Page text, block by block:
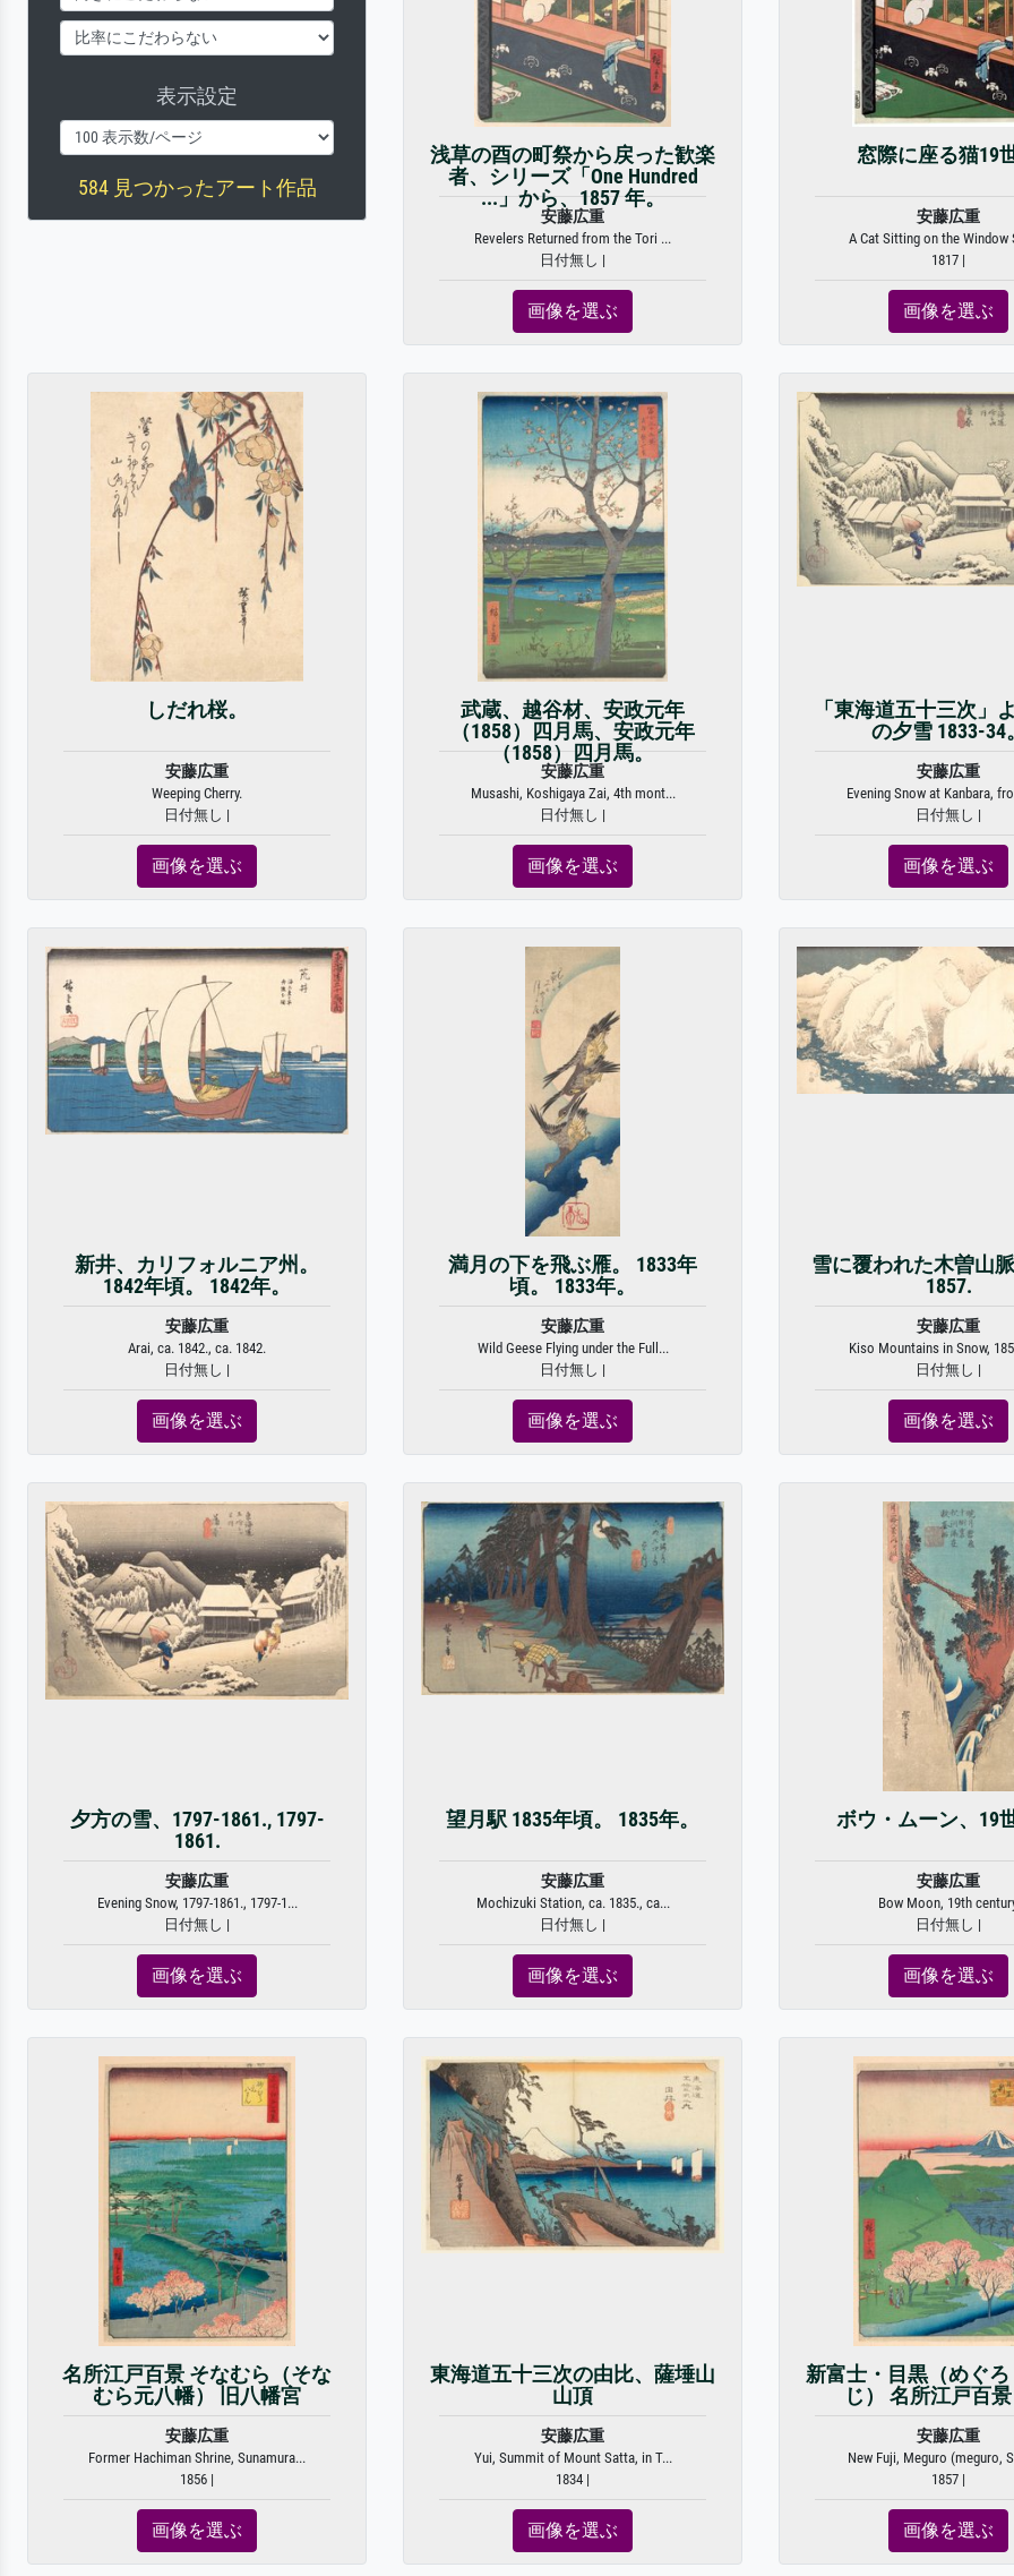
表示設定
584 見つかったアート作品
浅草の酉の町祭から戻った歓楽
者、シリーズ「One Hundred
...」から、1857 年。
安藤広重
Revelers Returned from the Tori ...
日付無し |
画像を選ぶ
窓際に座る猫19
安藤広重
A Cat Sitting on the Window
1817 |
画像を選ぶ
しだれ桜。
安藤広重
Weeping Cherry.
日付無し |
画像を選ぶ
武蔵、越谷材、安政元年
（1858）四月馬、安政元年
（1858）四月馬。
安藤広重
Musashi, Koshigaya Zai, 4th mont...
日付無し |
画像を選ぶ
「東海道五十三次」
の夕雪 1833-34
安藤広重
Evening Snow at Kanbara,
日付無し |
画像を選ぶ
新井、カリフォルニア州。
1842年頃。 1842年。
安藤広重
Arai, ca. 1842., ca. 1842.
日付無し |
画像を選ぶ
満月の下を飛ぶ雁。 1833年
頃。 1833年。
安藤広重
Wild Geese Flying under the Full...
日付無し |
画像を選ぶ
雪に覆われた木曽山
1857.
安藤広重
Kiso Mountains in Snow,
日付無し |
画像を選ぶ
夕方の雪、1797-1861., 1797-
1861.
安藤広重
Evening Snow, 1797-1861., 1797-1...
日付無し |
画像を選ぶ
望月駅 1835年頃。 1835年。
安藤広重
Mochizuki Station, ca. 1835., ca...
日付無し |
画像を選ぶ
ボウ・ムーン、19
安藤広重
Bow Moon, 19th
日付無し |
画像を選ぶ
名所江戸百景 そなむら（そな
むら元八幡） 旧八幡宮
安藤広重
Former Hachiman Shrine, Sunamura...
1856 |
画像を選ぶ
東海道五十三次の由比、薩埵山
山頂
安藤広重
Yui, Summit of Mount Satta, in T...
1834 |
画像を選ぶ
新富士・目黒（めぐ
じ） 名所江戸百
安藤広重
New Fuji, Meguro (meguro,
1857 |
画像を選ぶ